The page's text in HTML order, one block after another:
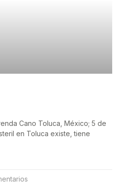
Cano Toluca, México; 5 de
en Toluca existe, tiene